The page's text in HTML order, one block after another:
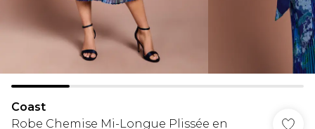
Coast
Robe Chemise Mi-Longue Plissée en